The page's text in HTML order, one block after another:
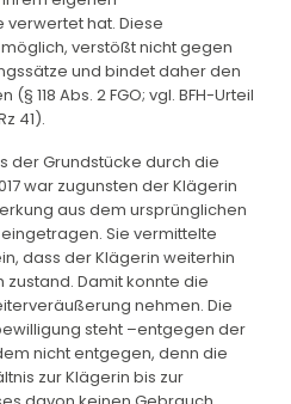
hat. Diese
verstößt nicht gegen
und bindet daher den
118 Abs. 2 FGO; vgl. BFH-Urteil
41).
der Grundstücke durch die
war zugunsten der Klägerin
aus dem ursprünglichen
Sie vermittelte
dass der Klägerin weiterhin
Damit konnte die
nehmen. Die
steht –entgegen der
nicht entgegen, denn die
zur Klägerin bis zur